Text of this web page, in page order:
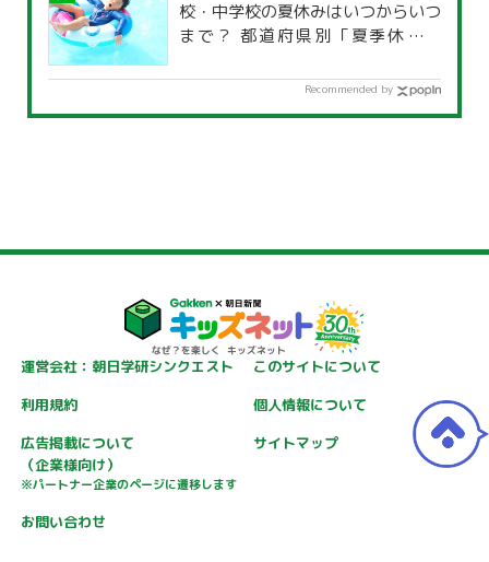
校・中学校の夏休みはいつからいつ
まで？ 都道府県別「夏季休暇一
Recommended by
運営会社：朝日学研シンクエスト
このサイトについて
利用規約
個人情報について
広告掲載について
（企業様向け）
※パートナー企業のページに遷移します
サイトマップ
お問い合わせ